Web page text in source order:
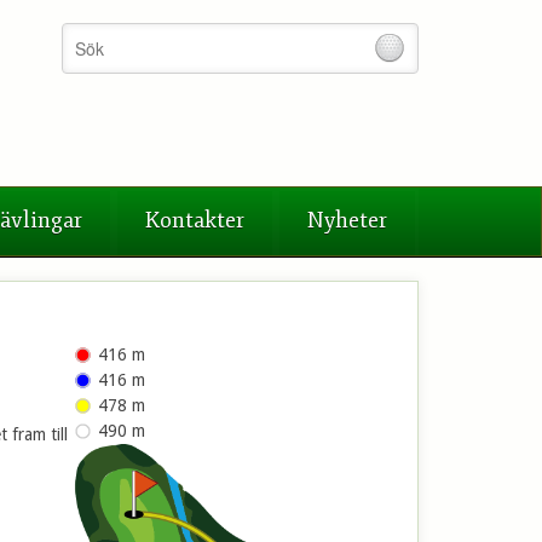
Kontakter Nyheter
fram till
416 m
416 m
478 m
490 m